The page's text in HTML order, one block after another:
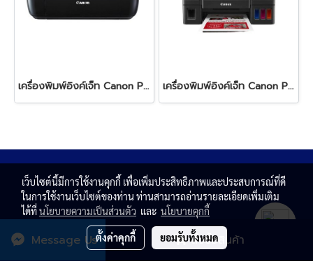
สั่งซื้อสินค้า
Message Us
เครื่องพิมพ์อิงค์เจ็ท Canon Pixma MP287 เครื่องพิมพ์อิงค์เจ็ท Canon Pixma G3010
© Copyright 2020 All rights reserved. T.N. MAGNATE
เว็บไซต์นี้มีการใช้งานคุกกี้ เพื่อเพิ่มประสิทธิภาพและประสบการณ์ที่ดี
ในการใช้งานเว็บไซต์ของท่าน ท่านสามารถอ่านรายละเอียดเพิ่มเติม
ได้ที่นโยบายความเป็นส่วนตัว และ นโยบายคุกกี้
ตั้งค่าคุกกี้ ยอมรับทั้งหมด